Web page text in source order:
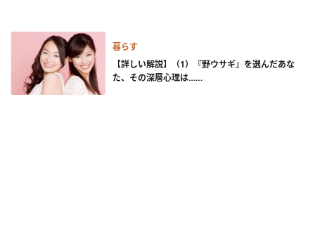
暮らす
【詳しい解説】（1）『野ウサギ』を選んだあな
た、その深層心理は……